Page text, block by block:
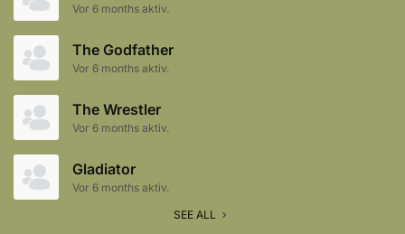
Vor 6 months aktiv.
The Godfather
Vor 6 months aktiv.
The Wrestler
Vor 6 months aktiv.
Gladiator
Vor 6 months aktiv.
SEE ALL